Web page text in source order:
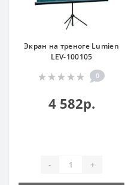
Экран на треноге Lumien
LEV-100105
0
4 582р.
- +